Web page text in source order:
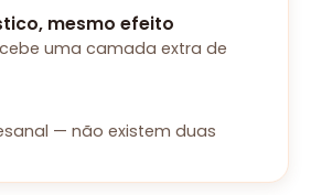
mesmo efeito
uma camada extra de
— não existem duas